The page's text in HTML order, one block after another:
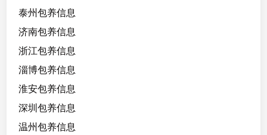
泰州包养信息
济南包养信息
浙江包养信息
淄博包养信息
淮安包养信息
深圳包养信息
温州包养信息